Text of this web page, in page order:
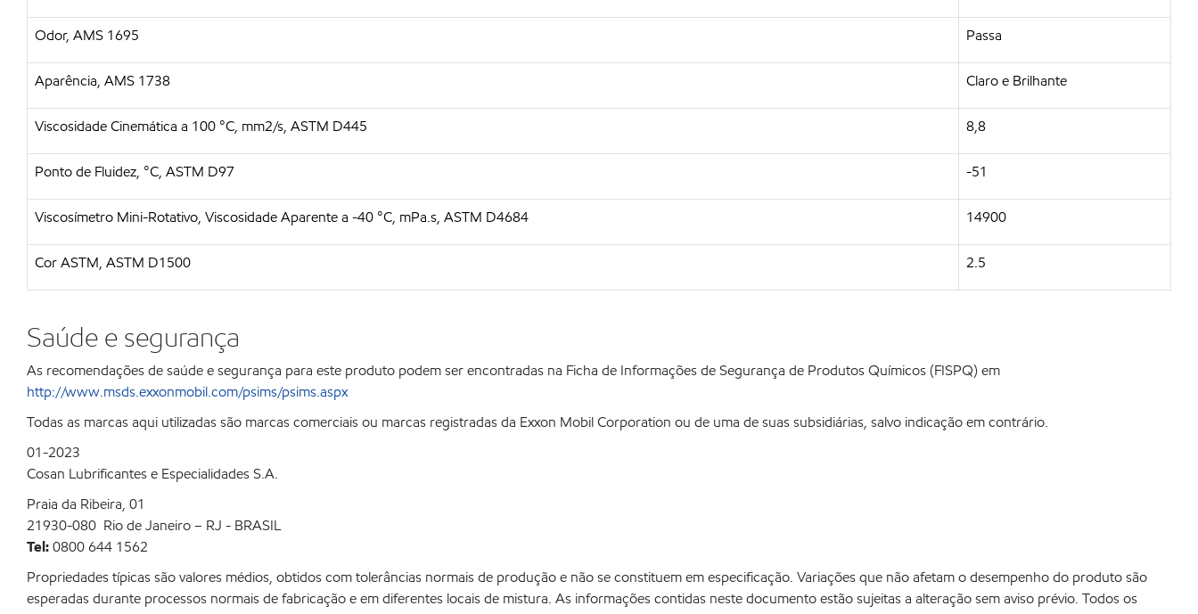
Odor, AMS 1695 Passa
Aparência, AMS 1738 Claro e Brilhante
Viscosidade Cinemática a 100 °C, mm2/s, ASTM D445 8,8
Ponto de Fluidez, °C, ASTM D97 -51
Viscosímetro Mini-Rotativo, Viscosidade Aparente a -40 °C, mPa.s, ASTM D4684 14900
Cor ASTM, ASTM D1500 2.5
Saúde e segurança
As recomendações de saúde e segurança para este produto podem ser encontradas na Ficha de Informações de Segurança de Produtos Químicos (FISPQ) em
http://www.msds.exxonmobil.com/psims/psims.aspx
Todas as marcas aqui utilizadas são marcas comerciais ou marcas registradas da Exxon Mobil Corporation ou de uma de suas subsidiárias, salvo indicação em contrário.
01-2023
Cosan Lubrificantes e Especialidades S.A.
Praia da Ribeira, 01
21930-080 Rio de Janeiro – RJ - BRASIL
Tel:0800 644 1562
Propriedades típicas são valores médios, obtidos com tolerâncias normais de produção e não se constituem em especificação. Variações que não afetam o desempenho do produto são
esperadas durante processos normais de fabricação e em diferentes locais de mistura. As informações contidas neste documento estão sujeitas a alteração sem aviso prévio. Todos os